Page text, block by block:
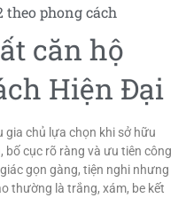
phong cách
căn hộ
Hiện Đại
gia chủ lựa chọn khi sở hữu
bố cục rõ ràng và ưu tiên công
gọn gàng, tiện nghi nhưng
thường là trắng, xám, be kết